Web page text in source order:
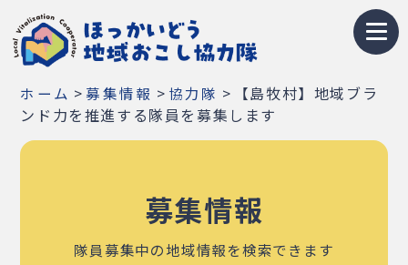
トップページ
地域おこし協力隊とは
イベント・研修会
ホーム > 募集情報 > 協力隊 > 【島牧村】地域ブラ
ンド力を推進する隊員を募集します
募集情報
隊員募集中の地域情報を検索できます